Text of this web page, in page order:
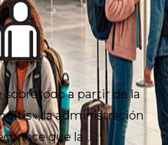
a partir de la
la administración
que la